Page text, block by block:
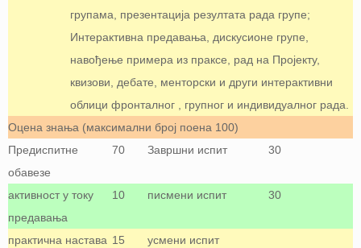
групама, презентација резултата рада групе;
Интерактивна предавања, дискусионе групе,
навођење примера из праксе, рад на Пројекту,
квизови, дебате, менторски и други интерактивни
облици фронталног , групног и индивидуалног рада.
Оцена знања (максимални број поена 100)
Предиспитне
обавезе
70 Завршни испит 30
активност у току
предавања
10 писмени испит 30
практична настава 15
усмени испит